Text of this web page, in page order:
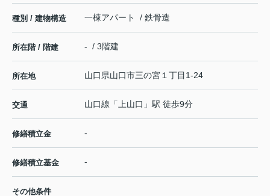
種別 / 建物構造 一棟アパート / 鉄骨造
所在階 / 階建 - / 3階建
所在地 山口県山口市三の宮 １丁目1-24
交通 山口線 「 上山口 」駅 徒歩9分
修繕積立金 -
修繕積立基金 -
その他条件